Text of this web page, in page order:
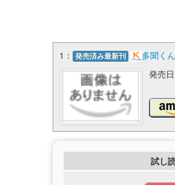
1： 発売済み最新刊
多聞く
発売
試し